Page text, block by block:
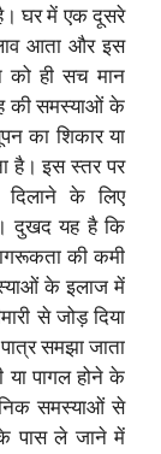
है। घर में एक दूसरे
आता और इस
को ही सच मान
की समस्याओं के
का शिकार या
है। इस स्तर पर
के लिए
दुखद यह है कि
की कमी
के इलाज में
से जोड़ दिया
समझा जाता
या पागल होने के
समस्याओं से
पास ले जाने में